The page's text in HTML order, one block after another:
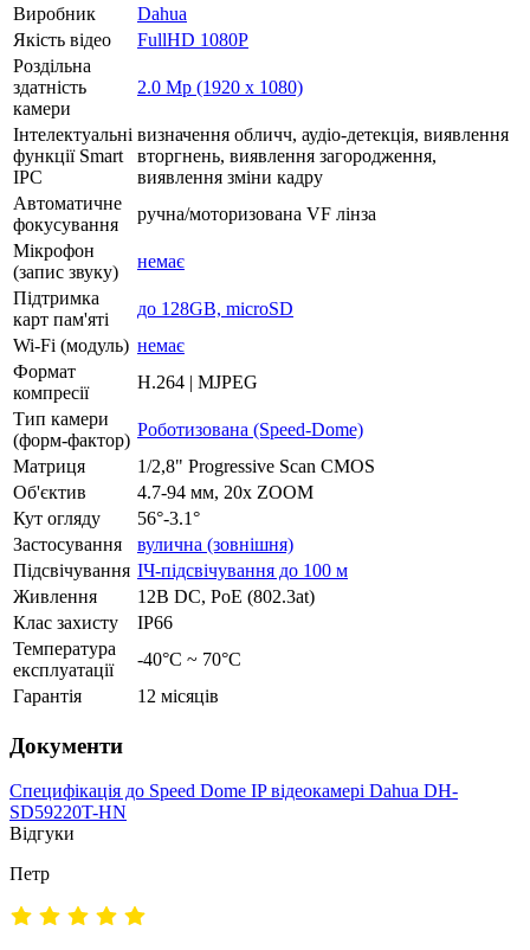
Виробник
Dahua
Якість відео
FullHD 1080P
Роздільна
здатність
камери
2.0 Mp (1920 x 1080)
Інтелектуальні
функції Smart
IPC
визначення обличч, аудіо-детекція, виявлення
вторгнень, виявлення загородження,
виявлення зміни кадру
Автоматичне
фокусування
ручна/моторизована VF лінза
Мікрофон
(запис звуку)
немає
Підтримка
карт пам'яті
до 128GB, microSD
Wi-Fi (модуль) немає
Формат
компресії
H.264 | MJPEG
Тип камери
(форм-фактор)
Роботизована (Speed-Dome)
Матриця
1/2,8" Progressive Scan CMOS
Об'єктив
4.7-94 мм, 20x ZOOM
Кут огляду
56°-3.1°
Застосування
вулична (зовнішня)
Підсвічування ІЧ-підсвічування до 100 м
Живлення
12В DC, РоЕ (802.3at)
Клас захисту
IP66
Температура
експлуатації
-40°С ~ 70°С
Гарантія
12 місяців
Документи
Специфікація до Speed ​​Dome IP відеокамері Dahua DH-
SD59220T-HN
Відгуки
Петр